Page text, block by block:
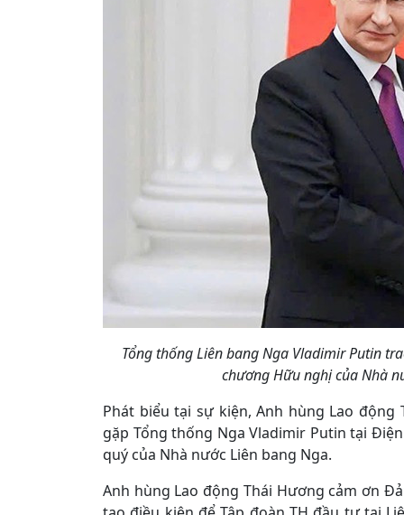
Tổng thống Liên bang Nga Vladimir Putin
chương Hữu nghị của Nhà
Phát biểu tại sự kiện, Anh hùng Lao
gặp Tổng thống Nga Vladimir Putin tại
quý của Nhà nước Liên bang Nga.
Anh hùng Lao động Thái Hương cảm ơn